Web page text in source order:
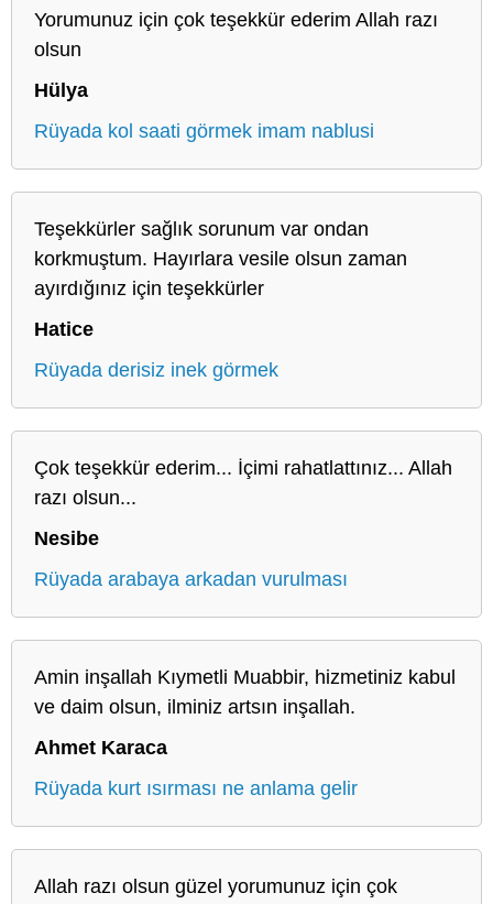
Yorumunuz için çok teşekkür ederim Allah razı
olsun
Hülya
Rüyada kol saati görmek imam nablusi
Teşekkürler sağlık sorunum var ondan
korkmuştum. Hayırlara vesile olsun zaman
ayırdığınız için teşekkürler
Hatice
Rüyada derisiz inek görmek
Çok teşekkür ederim... İçimi rahatlattınız... Allah
razı olsun...
Nesibe
Rüyada arabaya arkadan vurulması
Amin inşallah Kıymetli Muabbir, hizmetiniz kabul
ve daim olsun, ilminiz artsın inşallah.
Ahmet Karaca
Rüyada kurt ısırması ne anlama gelir
Allah razı olsun güzel yorumunuz için çok